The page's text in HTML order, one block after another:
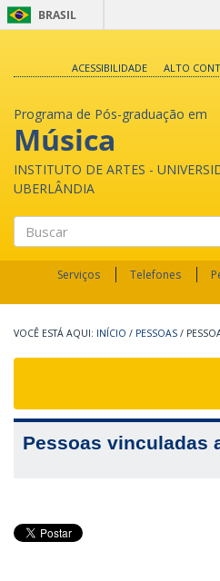
BRASIL
ACESSIBILIDADE
ALTO
Programa de Pós-graduação em
Música
INSTITUTO DE ARTES -
UBERLÂNDIA
Buscar
Serviços Telefones
INÍCIO / PESSOAS /
Pessoas vinculadas